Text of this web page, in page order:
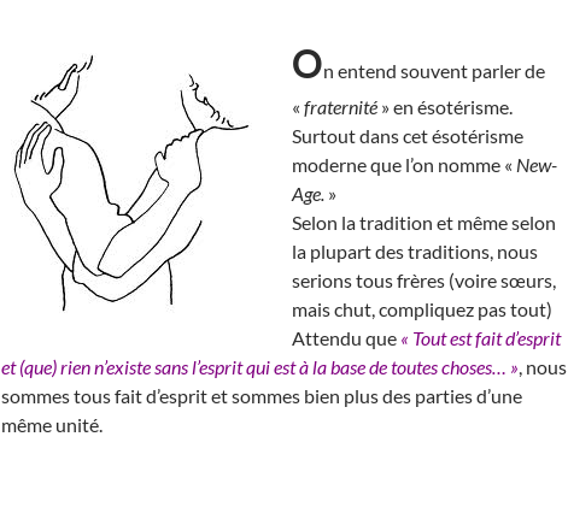
On entend souvent parler de
« fraternité » en ésotérisme.
Surtout dans cet ésotérisme
moderne que l’on nomme « New-
Age. »
Selon la tradition et même selon
la plupart des traditions, nous
serions tous frères (voire sœurs,
mais chut, compliquez pas tout)
Attendu que « Tout est fait d’esprit
et (que) rien n’existe sans l’esprit qui est à la base de toutes choses… », nous
sommes tous fait d’esprit et sommes bien plus des parties d’une
même unité.